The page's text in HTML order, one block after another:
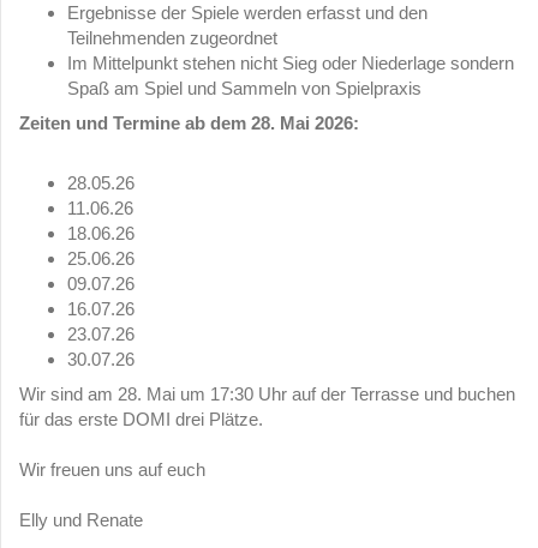
Ergebnisse der Spiele werden erfasst und den
Teilnehmenden zugeordnet
Im Mittelpunkt stehen nicht Sieg oder Niederlage sondern
Spaß am Spiel und Sammeln von Spielpraxis
Zeiten und Termine ab dem 28. Mai 2026:
28.05.26
11.06.26
18.06.26
25.06.26
09.07.26
16.07.26
23.07.26
30.07.26
Wir sind am 28. Mai um 17:30 Uhr auf der Terrasse und buchen
für das erste DOMI drei Plätze.
Wir freuen uns auf euch
Elly und Renate